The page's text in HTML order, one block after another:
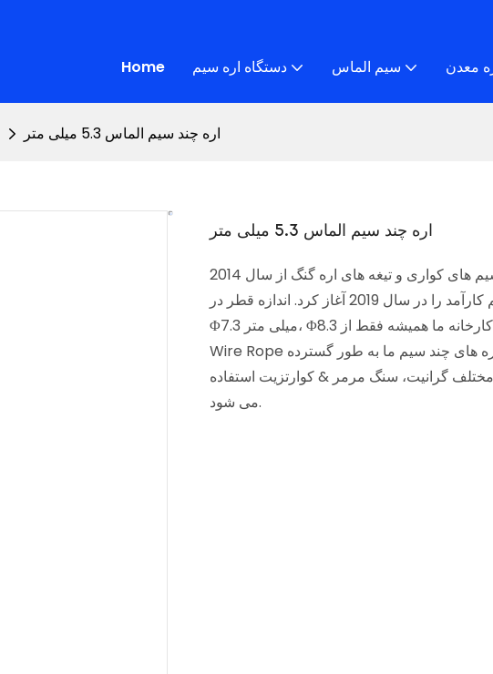
Home دستگاه اره سیم سیم الماس معدن
اره چند سیم الماس 5.3 میلی متر
اره چند سیم الماس 5.3 میلی متر
بر اساس تجربه ما در تولید سیم های کواری و تیغه های اره گنگ از سال 2014، SAWSTONEPRO به طور پیوسته
توسعه و تولید اره های چند سیم کارآمد را در سال 2019 آغاز کرد. اندازه قطر در Φ5.3 میلی متر، Φ6.3 میلی متر،
Φ7.3 میلی متر، Φ8.3 میلی متر و با 37 مهره در هر متر می باشد. کارخانه ما همیشه فقط از Bekaert و Alps
Wire Rope استفاده می کند تا محصولات با کیفیت بالا را به خوبی حفظ کند. اره های چند سیم ما به طور گسترده
گرانیت، سنگ مرمر & کوارتزیت استفاده
می شود.